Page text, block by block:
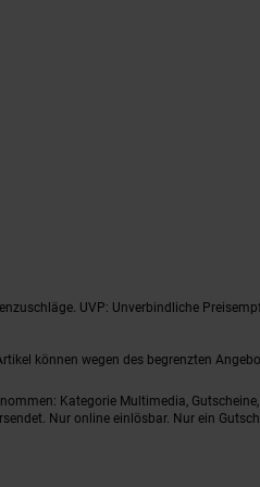
UVP: Unverbindliche
können wegen des begrenzten
Kategorie Multimedia,
Nur online einlösbar. Nur ein